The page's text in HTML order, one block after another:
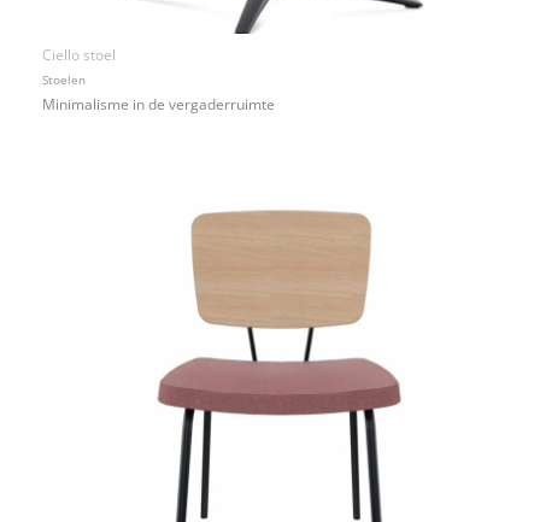
Ciello stoel
Stoelen
Minimalisme in de vergaderruimte